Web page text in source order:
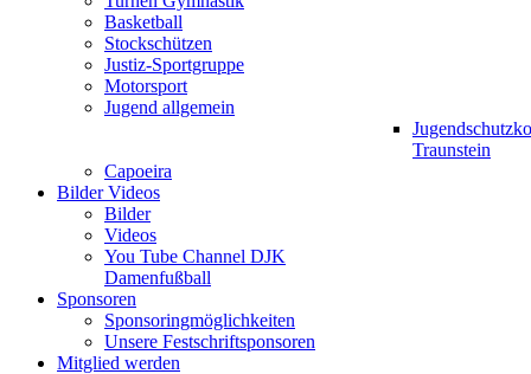
Basketball
Stockschützen
Justiz-Sportgruppe
Motorsport
Jugend allgemein
Traunstein
Capoeira
Bilder Videos
Bilder
Videos
You Tube Channel DJK
Damenfußball
Sponsoren
Sponsoringmöglichkeiten
Unsere Festschriftsponsoren
Mitglied werden